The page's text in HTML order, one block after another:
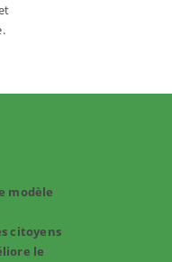
modèle
citoyens
le